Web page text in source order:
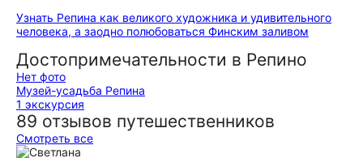
Узнать Репина как великого художника и удивительного
человека, а заодно полюбоваться Финским заливом
Достопримечательности в Репино
Нет фото
Музей-усадьба Репина
1 экскурсия
89 отзывов путешественников
Смотреть все